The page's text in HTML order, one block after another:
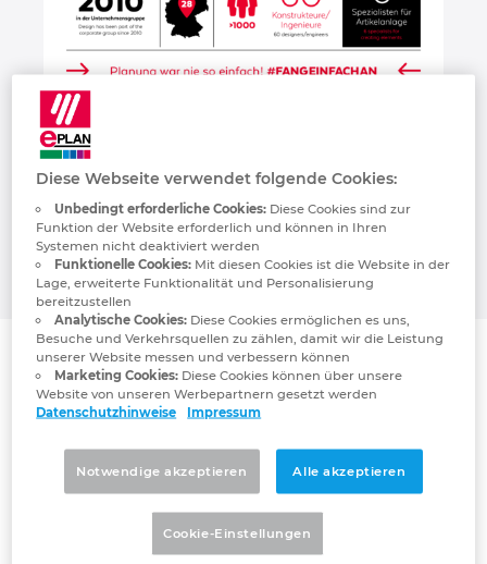
Was macht Alexander Bürkle als
EPLAN Partner einzigartig?
Kroatien
Litauen
Luxemburg
Malaysia
Mexiko
Neuseeland
Niederlande
Norwegen
Österreich
Diese Webseite verwendet folgende Cookies:
Unbedingt erforderliche Cookies:Diese Cookies sind zur
Funktion der Website erforderlich und können in Ihren
Systemen nicht deaktiviert werden
Funktionelle Cookies:Mit diesen Cookies ist die Website in der
Lage, erweiterte Funktionalität und Personalisierung
bereitzustellen
Analytische Cookies:Diese Cookies ermöglichen es uns,
Besuche und Verkehrsquellen zu zählen, damit wir die Leistung
unserer Website messen und verbessern können
Marketing Cookies:Diese Cookies können über unsere
Website von unseren Werbepartnern gesetzt werden
Datenschutzhinweise
Impressum
Notwendige akzeptieren Alle akzeptieren
Cookie-Einstellungen